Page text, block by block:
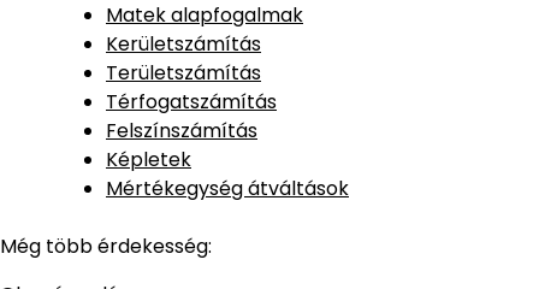
Matek alapfogalmak
Kerületszámítás
Területszámítás
Térfogatszámítás
Felszínszámítás
Képletek
Mértékegység átváltások
Még több érdekesség: